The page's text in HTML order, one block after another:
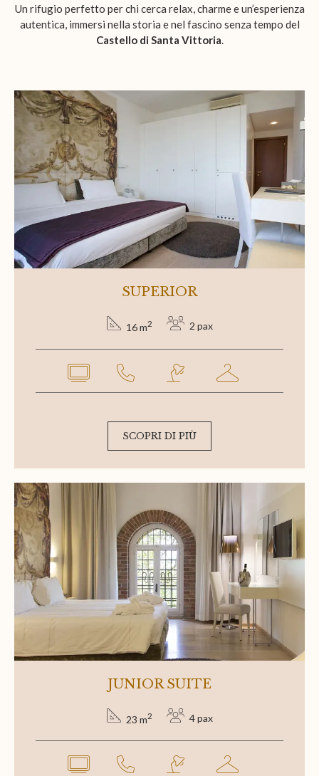
Un rifugio perfetto per chi cerca relax, charme e un’esperienza
autentica, immersi nella storia e nel fascino senza tempo del
Castello di Santa Vittoria.
Room list
SUPERIOR
16 m2 2 pax
SCOPRI DI PIÙ
JUNIOR SUITE
23 m2 4 pax